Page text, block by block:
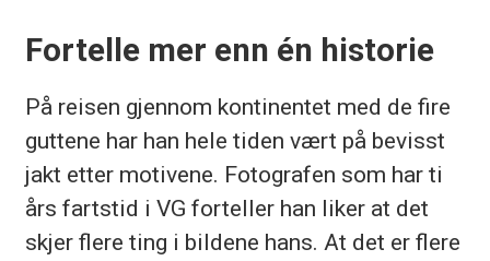
Fortelle mer enn én historie
På reisen gjennom kontinentet med de fire
guttene har han hele tiden vært på bevisst
jakt etter motivene. Fotografen som har ti
års fartstid i VG forteller han liker at det
skjer flere ting i bildene hans. At det er flere